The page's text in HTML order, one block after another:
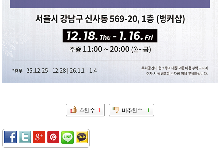
추천 수 1 비추천 수 -1